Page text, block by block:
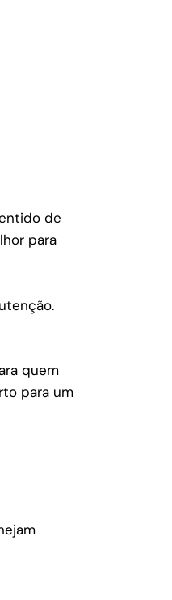
de
para
quem
para um